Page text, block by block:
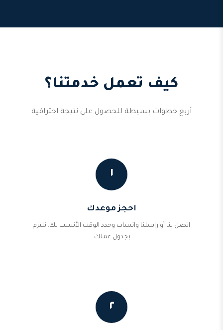
كيف تعمل خدمتنا؟
أربع خطوات بسيطة للحصول على نتيجة احترافية
١
احجز موعدك
اتصل بنا أو راسلنا واتساب وحدد الوقت الأنسب لك. نلتزم
بجدول عملك.
٢